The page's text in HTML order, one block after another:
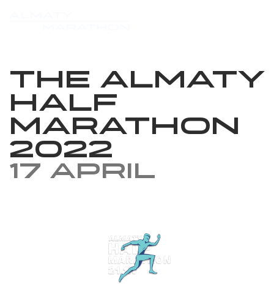
The Almaty
Half
Marathon
2022
17 April